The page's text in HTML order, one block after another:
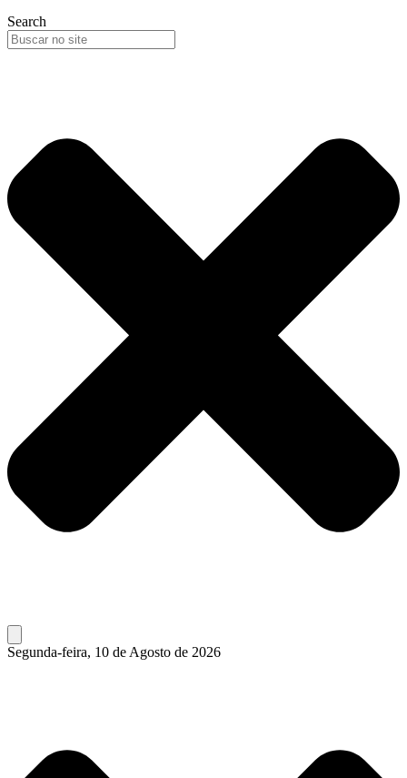
Search
Segunda-feira, 10 de Agosto de 2026